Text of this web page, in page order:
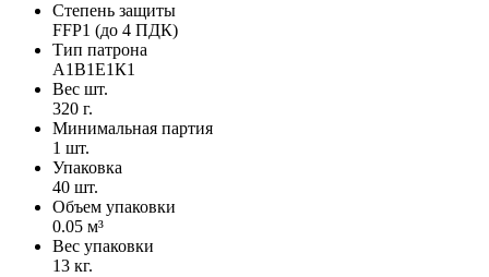
Степень защиты
FFP1 (до 4 ПДК)
Тип патрона
А1В1Е1К1
Вес шт.
320 г.
Минимальная партия
1 шт.
Упаковка
40 шт.
Объем упаковки
0.05 м³
Вес упаковки
13 кг.